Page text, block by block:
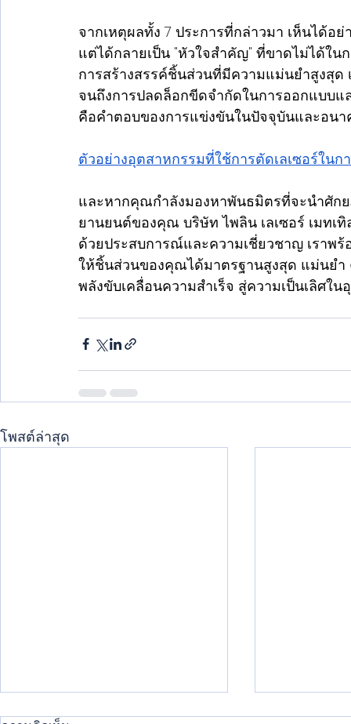
จากเหตุผลทั้ง 7 ประการที่กล่าวมา เห็นได้อย่
แต่ได้กลายเป็น "หัวใจสำคัญ" ที่ขาดไม่ได้ใ
การสร้างสรรค์ชิ้นส่วนที่มีความแม่นยำสูงสุด
จนถึงการปลดล็อกขีดจำกัดในการออกแบบ
คือคำตอบของการแข่งขันในปัจจุบันและอน
ตัวอย่างอุตสาหกรรมที่ใช้การตัดเลเซอร์ในก
และหากคุณกำลังมองหาพันธมิตรที่จะนำศัก
ยานยนต์ของคุณ บริษัท ไพลิน เลเซอร์ เมทเทิล
ด้วยประสบการณ์และความเชี่ยวชาญ เราพร้
ให้ชิ้นส่วนของคุณได้มาตรฐานสูงสุด แม่นยำ
พลังขับเคลื่อนความสำเร็จ สู่ความเป็นเลิศ
โพสต์ล่าสุด